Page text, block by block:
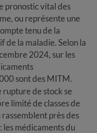
pronostic vital des
ou représente une
tenu de la
de la maladie. Selon la
2024, sur les
sont des MITM.
rupture de stock se
limité de classes de
près des
médicaments du